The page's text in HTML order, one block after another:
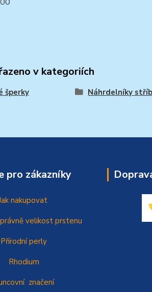
v kategoriích
šperky Náhrdelníky
pro zákazníky
nakupovat
velikost prstenu
Přírodní perly
Rhodium
značení